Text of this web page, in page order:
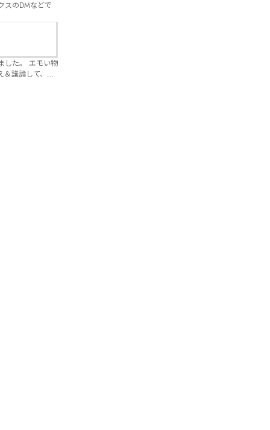
スのDMなどで